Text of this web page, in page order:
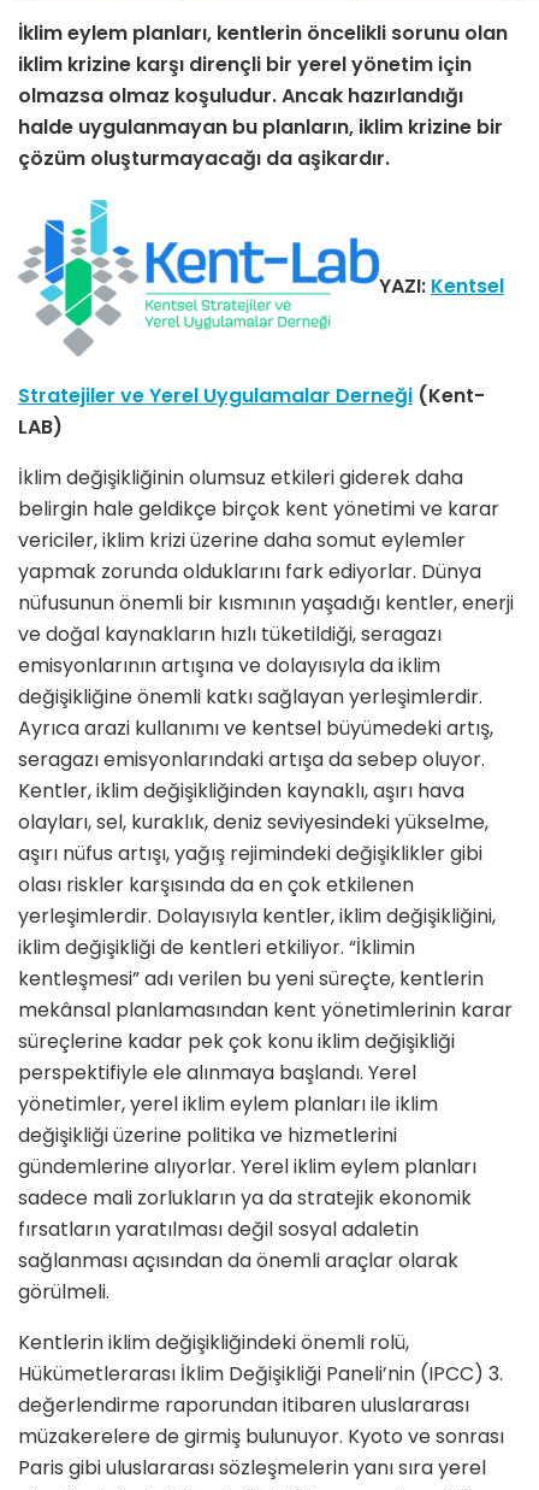
İklim eylem planları, kentlerin öncelikli sorunu olan
iklim krizine karşı dirençli bir yerel yönetim için
olmazsa olmaz koşuludur. Ancak hazırlandığı
halde uygulanmayan bu planların, iklim krizine bir
çözüm oluşturmayacağı da aşikardır.
YAZI: Kentsel
Stratejiler ve Yerel Uygulamalar Derneği (Kent-
LAB)
İklim değişikliğinin olumsuz etkileri giderek daha
belirgin hale geldikçe birçok kent yönetimi ve karar
vericiler, iklim krizi üzerine daha somut eylemler
yapmak zorunda olduklarını fark ediyorlar. Dünya
nüfusunun önemli bir kısmının yaşadığı kentler, enerji
ve doğal kaynakların hızlı tüketildiği, seragazı
emisyonlarının artışına ve dolayısıyla da iklim
değişikliğine önemli katkı sağlayan yerleşimlerdir.
Ayrıca arazi kullanımı ve kentsel büyümedeki artış,
seragazı emisyonlarındaki artışa da sebep oluyor.
Kentler, iklim değişikliğinden kaynaklı, aşırı hava
olayları, sel, kuraklık, deniz seviyesindeki yükselme,
aşırı nüfus artışı, yağış rejimindeki değişiklikler gibi
olası riskler karşısında da en çok etkilenen
yerleşimlerdir. Dolayısıyla kentler, iklim değişikliğini,
iklim değişikliği de kentleri etkiliyor. “İklimin
kentleşmesi” adı verilen bu yeni süreçte, kentlerin
mekânsal planlamasından kent yönetimlerinin karar
süreçlerine kadar pek çok konu iklim değişikliği
perspektifiyle ele alınmaya başlandı. Yerel
yönetimler, yerel iklim eylem planları ile iklim
değişikliği üzerine politika ve hizmetlerini
gündemlerine alıyorlar. Yerel iklim eylem planları
sadece mali zorlukların ya da stratejik ekonomik
fırsatların yaratılması değil sosyal adaletin
sağlanması açısından da önemli araçlar olarak
görülmeli.
Kentlerin iklim değişikliğindeki önemli rolü,
Hükümetlerarası İklim Değişikliği Paneli’nin (IPCC) 3.
değerlendirme raporundan itibaren uluslararası
müzakerelere de girmiş bulunuyor. Kyoto ve sonrası
Paris gibi uluslararası sözleşmelerin yanı sıra yerel